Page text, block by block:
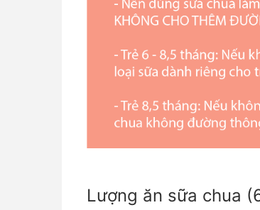
Lượng ăn sữa chua